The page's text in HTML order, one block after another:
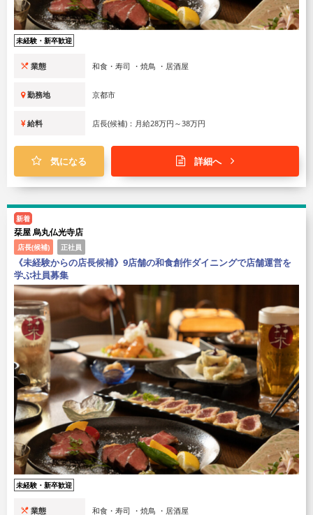
未経験・新卒歓迎
業態 和食・寿司 ・焼鳥 ・居酒屋
勤務地 京都市
給料 店長(候補)：月給28万円～38万円
気になる 詳細へ
新着
栞屋 烏丸仏光寺店
店長(候補) 正社員
《未経験からの店長候補》9店舗の和食創作ダイニングで店舗運営を
学ぶ社員募集
未経験・新卒歓迎
業態 和食・寿司 ・焼鳥 ・居酒屋